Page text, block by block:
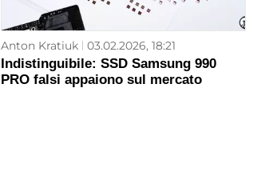
Anton Kratiuk 03.02.2026, 18:21
Indistinguibile: SSD Samsung 990
PRO falsi appaiono sul mercato